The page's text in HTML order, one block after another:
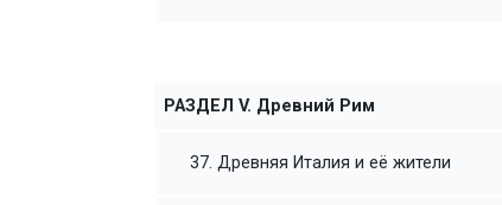
РАЗДЕЛ V. Древний Рим
37. Древняя Италия и её жители